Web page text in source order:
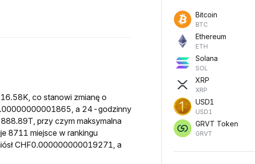
co stanowi zmianę o
a 24-godzinny
przy czym maksymalna
8711 miejsce w rankingu
CHF0.000000000019271, a
Bitcoin
BTC
Ethereum
ETH
Solana
SOL
XRP
XRP
USD1
USD1
GRVT Token
GRVT